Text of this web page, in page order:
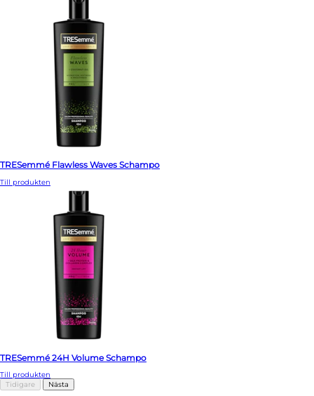
TRESemmé Flawless Waves Schampo
Till produkten
TRESemmé 24H Volume Schampo
Till produkten
Tidigare
Nästa